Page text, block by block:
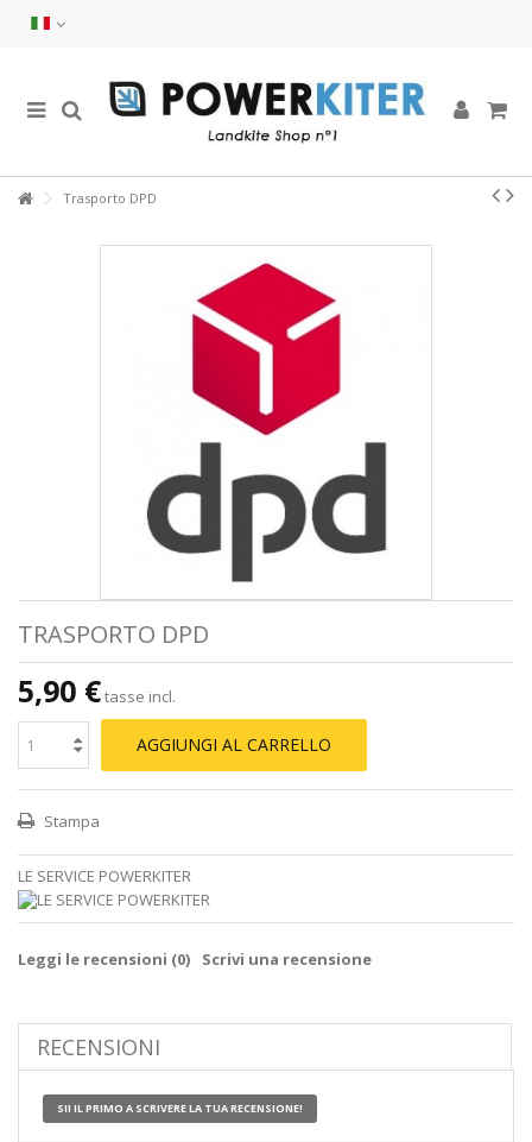
Trasporto DPD
TRASPORTO DPD
5,90 €tasse incl.
AGGIUNGI AL CARRELLO
Stampa
LE SERVICE POWERKITER
Leggi le recensioni (0) Scrivi una recensione
RECENSIONI
SII IL PRIMO A SCRIVERE LA TUA RECENSIONE!